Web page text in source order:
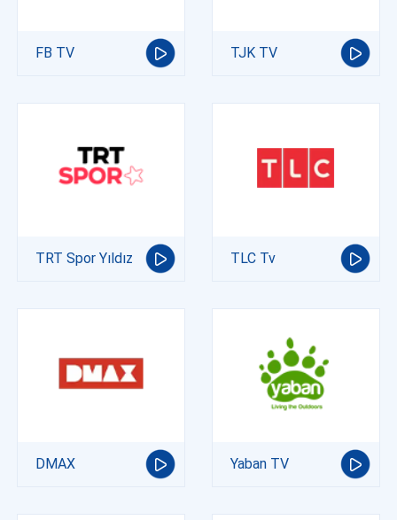
FB TV TJK TV
TRT Spor Yıldız TLC Tv
DMAX Yaban TV